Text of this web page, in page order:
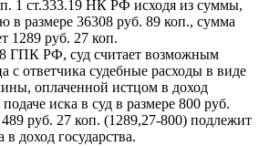
1 ст.333.19 НК РФ исходя из суммы,
в размере 36308 руб. 89 коп., сумма
1289 руб. 27 коп.
ГПК РФ, суд считает возможным
с ответчика судебные расходы в виде
оплаченной истцом в доход
иска в суд в размере 800 руб.
руб. 27 коп. (1289,27-800) подлежит
доход государства.